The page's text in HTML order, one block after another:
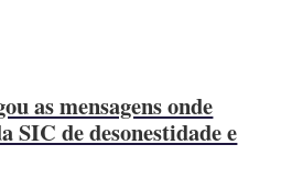
as mensagens onde
SIC de desonestidade e